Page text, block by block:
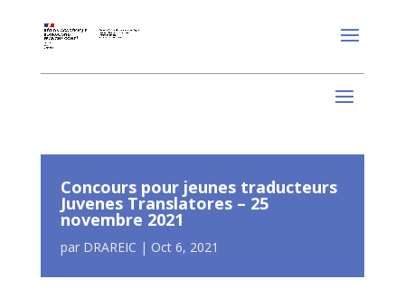
Concours pour jeunes traducteurs
Juvenes Translatores – 25
novembre 2021
par DRAREIC | Oct 6, 2021